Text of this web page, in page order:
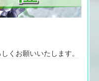
くお願いいたします。